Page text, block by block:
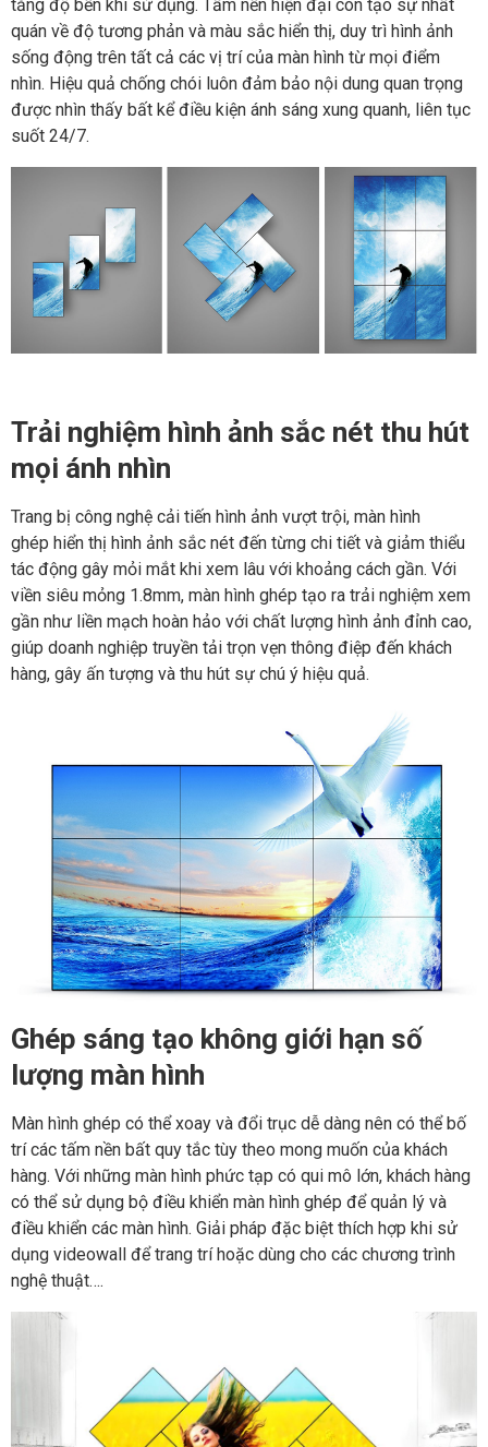
tăng độ bền khi sử dụng. Tấm nền hiện đại còn tạo sự nhất
quán về độ tương phản và màu sắc hiển thị, duy trì hình ảnh
sống động trên tất cả các vị trí của màn hình từ mọi điểm
nhìn. Hiệu quả chống chói luôn đảm bảo nội dung quan trọng
được nhìn thấy bất kể điều kiện ánh sáng xung quanh, liên tục
suốt 24/7.
Trải nghiệm hình ảnh sắc nét thu hút
mọi ánh nhìn
Trang bị công nghệ cải tiến hình ảnh vượt trội, màn hình
ghép hiển thị hình ảnh sắc nét đến từng chi tiết và giảm thiểu
tác động gây mỏi mắt khi xem lâu với khoảng cách gần. Với
viền siêu mỏng 1.8mm, màn hình ghép tạo ra trải nghiệm xem
gần như liền mạch hoàn hảo với chất lượng hình ảnh đỉnh cao,
giúp doanh nghiệp truyền tải trọn vẹn thông điệp đến khách
hàng, gây ấn tượng và thu hút sự chú ý hiệu quả.
Ghép sáng tạo không giới hạn số
lượng màn hình
Màn hình ghép có thể xoay và đổi trục dễ dàng nên có thể bố
trí các tấm nền bất quy tắc tùy theo mong muốn của khách
hàng. Với những màn hình phức tạp có qui mô lớn, khách hàng
có thể sử dụng bộ điều khiển màn hình ghép để quản lý và
điều khiển các màn hình. Giải pháp đặc biệt thích hợp khi sử
dụng videowall để trang trí hoặc dùng cho các chương trình
nghệ thuật….